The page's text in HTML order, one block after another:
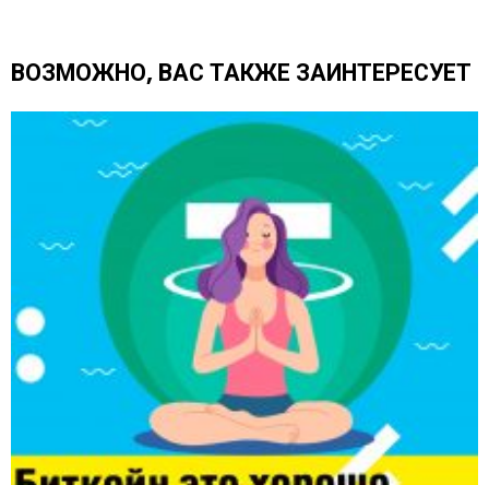
щ
ВОЗМОЖНО, ВАС ТАКЖЕ ЗАИНТЕРЕСУЕТ